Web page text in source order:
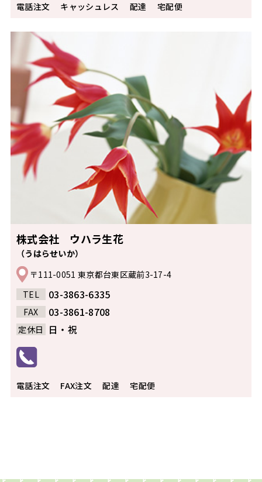
電話注文 キャッシュレス 配達 宅配便
株式会社 ウハラ生花
（うはらせいか）
〒111-0051 東京都台東区蔵前3-17-4
TEL
03-3863-6335
FAX 03-3861-8708
定休日 日・祝
電話注文 FAX注文 配達 宅配便